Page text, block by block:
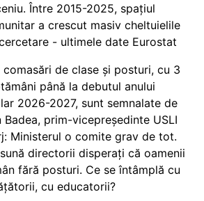
Între 2015-2025, spațiul
a crescut masiv cheltuielile
- ultimele date Eurostat
comasări de clase și posturi, cu 3
până la debutul anului
2026-2027, sunt semnalate de
Badea, prim-vicepreședinte USLI
Ministerul o comite grav de tot.
directorii disperați că oamenii
fără posturi. Ce se întâmplă cu
cu educatorii?